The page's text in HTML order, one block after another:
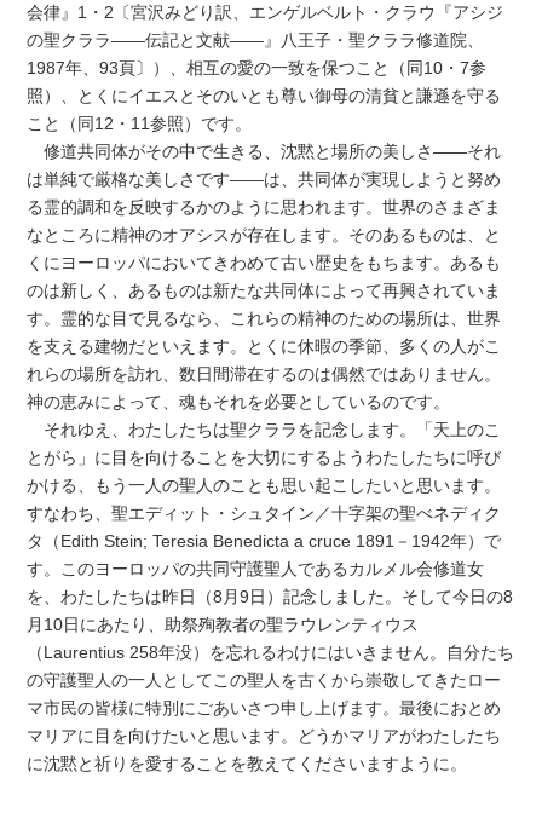
会律』1・2〔宮沢みどり訳、エンゲルベルト・クラウ『アシジ
の聖クララ――伝記と文献――』八王子・聖クララ修道院、
1987年、93頁〕）、相互の愛の一致を保つこと（同10・7参
照）、とくにイエスとそのいとも尊い御母の清貧と謙遜を守る
こと（同12・11参照）です。
修道共同体がその中で生きる、沈黙と場所の美しさ――それ
は単純で厳格な美しさです――は、共同体が実現しようと努め
る霊的調和を反映するかのように思われます。世界のさまざま
なところに精神のオアシスが存在します。そのあるものは、と
くにヨーロッパにおいてきわめて古い歴史をもちます。あるも
のは新しく、あるものは新たな共同体によって再興されていま
す。霊的な目で見るなら、これらの精神のための場所は、世界
を支える建物だといえます。とくに休暇の季節、多くの人がこ
れらの場所を訪れ、数日間滞在するのは偶然ではありません。
神の恵みによって、魂もそれを必要としているのです。
それゆえ、わたしたちは聖クララを記念します。「天上のこ
とがら」に目を向けることを大切にするようわたしたちに呼び
かける、もう一人の聖人のことも思い起こしたいと思います。
すなわち、聖エディット・シュタイン／十字架の聖べネディク
タ（Edith Stein; Teresia Benedicta a cruce 1891－1942年）で
す。このヨーロッパの共同守護聖人であるカルメル会修道女
を、わたしたちは昨日（8月9日）記念しました。そして今日の8
月10日にあたり、助祭殉教者の聖ラウレンティウス
（Laurentius 258年没）を忘れるわけにはいきません。自分たち
の守護聖人の一人としてこの聖人を古くから崇敬してきたロー
マ市民の皆様に特別にごあいさつ申し上げます。最後におとめ
マリアに目を向けたいと思います。どうかマリアがわたしたち
に沈黙と祈りを愛することを教えてくださいますように。